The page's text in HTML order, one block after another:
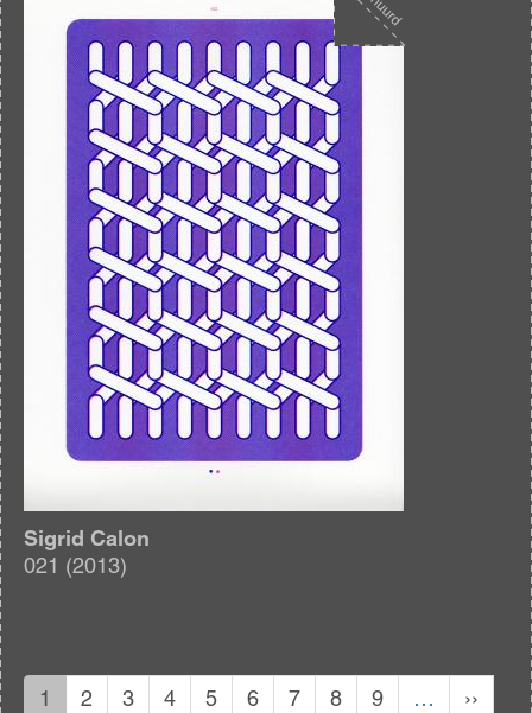
Sigrid Calon
021 (2013)
Huidige
1 Pagina
2 Pagina
3 Pagina
4 Pagina
5 Pagina
6 Pagina
7 Pagina
8 Pagina
9 …
››